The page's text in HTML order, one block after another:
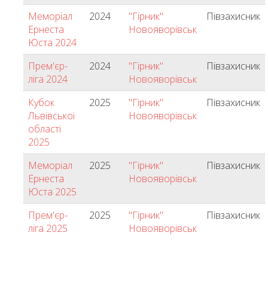
Меморіал
Ернеста
Юста 2024
2024
"Гірник"
Новояворівськ
Півзахисник
Прем'єр-
ліга 2024
2024
"Гірник"
Новояворівськ
Півзахисник
Кубок
Львівської
області
2025
2025
"Гірник"
Новояворівськ
Півзахисник
Меморіал
Ернеста
Юста 2025
2025
"Гірник"
Новояворівськ
Півзахисник
Прем'єр-
ліга 2025
2025
"Гірник"
Новояворівськ
Півзахисник